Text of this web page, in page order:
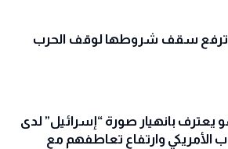
ترفع سقف شروطها لوقف الحرب
يعترف بانهيار صورة “إسرائيل” لدى
الأمريكي وارتفاع تعاطفهم مع